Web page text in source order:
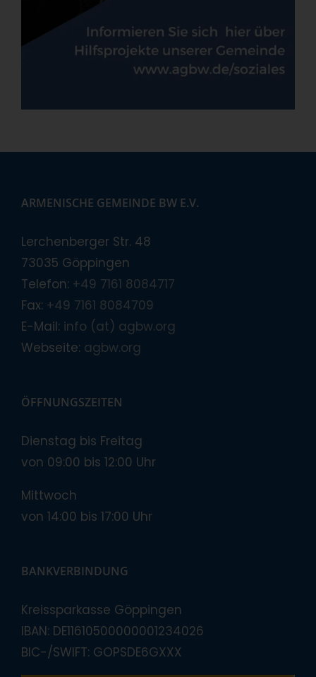
ARMENISCHE GEMEINDE BW E.V.
Lerchenberger Str. 48
73035 Göppingen
Telefon: +49 7161 8084717
Fax: +49 7161 8084709
E-Mail: info (at) agbw.org
Webseite: agbw.org
ÖFFNUNGSZEITEN
Dienstag bis Freitag
von 09:00 bis 12:00 Uhr
Mittwoch
von 14:00 bis 17:00 Uhr
BANKVERBINDUNG
Kreissparkasse Göppingen
IBAN: DE11610500000001234026
BIC-/SWIFT: GOPSDE6GXXX